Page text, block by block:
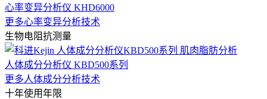
心率变异分析仪 KHD6000
更多心率变异分析技术
生物电阻抗测量
人体成分分析仪 KBD500系列
更多人体成分分析技术
十年使用年限